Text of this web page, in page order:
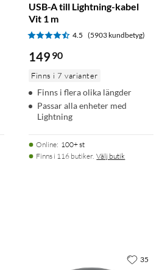
USB-A till Lightning-kabel
Vit 1 m
4.5 (5903 kundbetyg)
149 90
Finns i 7 varianter
Finns i flera olika längder
Passar alla enheter med
Lightning
Online: 100+ st
Finns i 116 butiker. Välj butik
35